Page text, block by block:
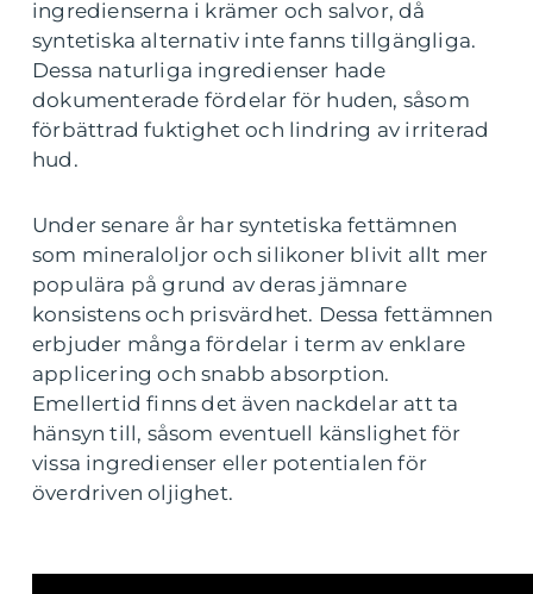
ingredienserna i krämer och salvor, då
syntetiska alternativ inte fanns tillgängliga.
Dessa naturliga ingredienser hade
dokumenterade fördelar för huden, såsom
förbättrad fuktighet och lindring av irriterad
hud.
Under senare år har syntetiska fettämnen
som mineraloljor och silikoner blivit allt mer
populära på grund av deras jämnare
konsistens och prisvärdhet. Dessa fettämnen
erbjuder många fördelar i term av enklare
applicering och snabb absorption.
Emellertid finns det även nackdelar att ta
hänsyn till, såsom eventuell känslighet för
vissa ingredienser eller potentialen för
överdriven oljighet.